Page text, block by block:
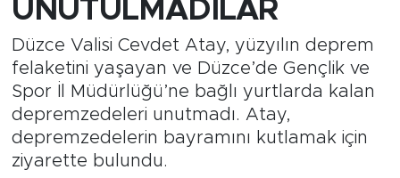
UNUTULMADILAR
Düzce Valisi Cevdet Atay, yüzyılın deprem
felaketini yaşayan ve Düzce’de Gençlik ve
Spor İl Müdürlüğü’ne bağlı yurtlarda kalan
depremzedeleri unutmadı. Atay,
depremzedelerin bayramını kutlamak için
ziyarette bulundu.
Yerel Haber
Öncü Radyo Dinle
Öncü TV İzle
Tüm Manşetler
Son Dakika Haberleri
Haber Arşivi